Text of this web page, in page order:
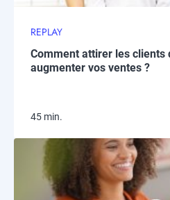
REPLAY
Comment attirer les clients
augmenter vos ventes ?
45 min.